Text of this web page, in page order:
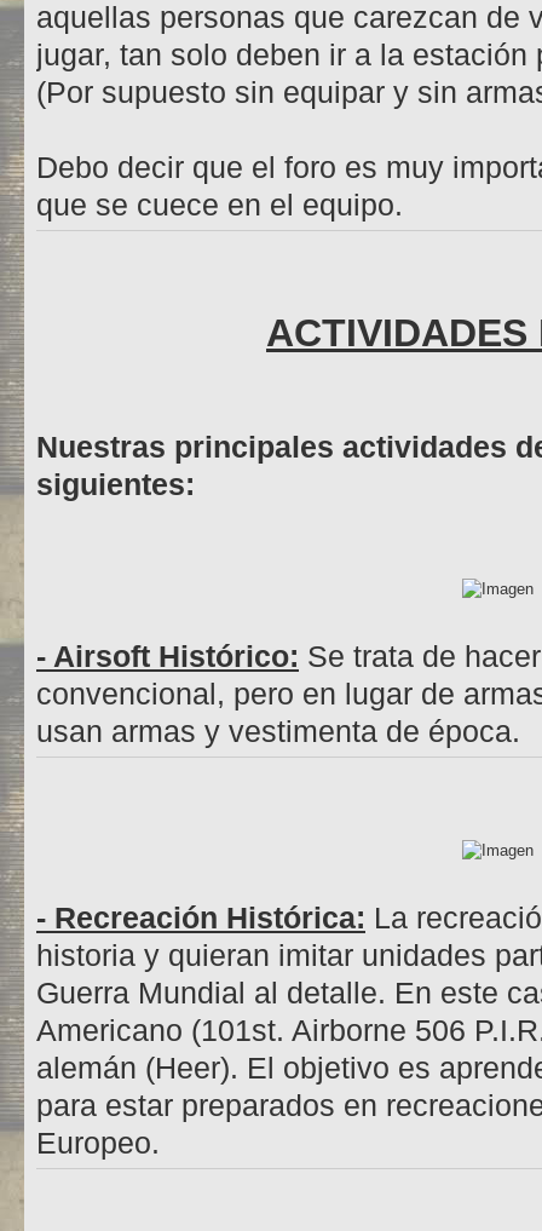
aquellas personas que carezcan de
jugar, tan solo deben ir a la
(Por supuesto sin equipar y sin
Debo decir que el foro es muy
que se cuece en el equipo.
ACTIVIDADES
Nuestras principales actividades
siguientes:
- Airsoft Histórico: Se trata de
convencional, pero en lugar de
usan armas y vestimenta de época.
- Recreación Histórica: La
historia y quieran imitar unidades
Guerra Mundial al detalle. En este
Americano (101st. Airborne 506
alemán (Heer). El objetivo es
para estar preparados en
Europeo.